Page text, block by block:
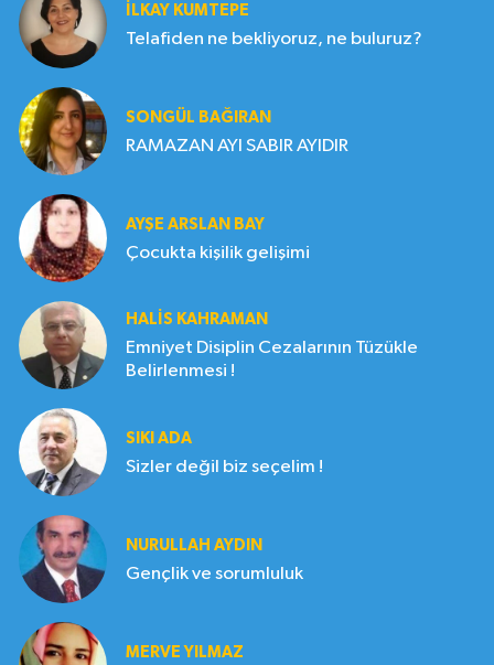
İLKAY KUMTEPE
Telafiden ne bekliyoruz, ne buluruz?
SONGÜL BAĞIRAN
RAMAZAN AYI SABIR AYIDIR
AYŞE ARSLAN BAY
Çocukta kişilik gelişimi
HALIS KAHRAMAN
Emniyet Disiplin Cezalarının Tüzükle
Belirlenmesi !
SIKI ADA
Sizler değil biz seçelim !
NURULLAH AYDIN
Gençlik ve sorumluluk
MERVE YILMAZ